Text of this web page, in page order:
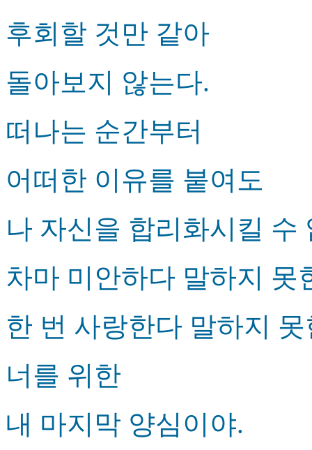
후회할 것만 같아
돌아보지 않는다.
떠나는 순간부터
어떠한 이유를 붙여도
나 자신을 합리화시킬 수
차마 미안하다 말하지 못
한 번 사랑한다 말하지
너를 위한
내 마지막 양심이야.